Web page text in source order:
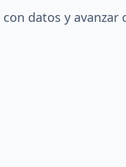
datos y avanzar